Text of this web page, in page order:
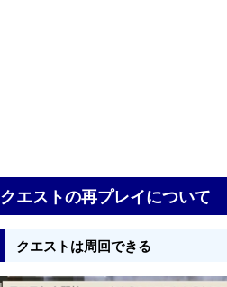
クエストの再プレイについて
クエストは周回できる